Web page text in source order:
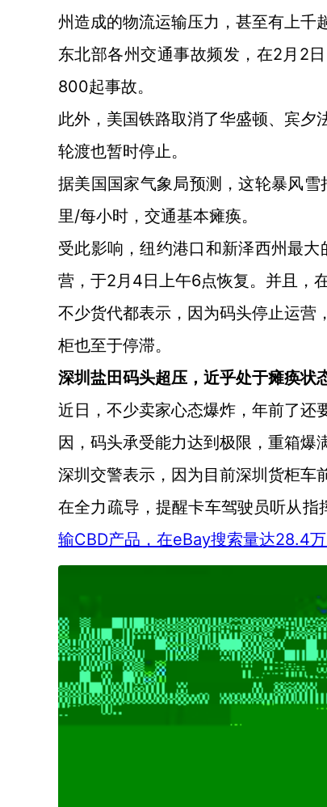
州造成的物流运输压力，甚至有上千
东北部各州交通事故频发，在2月2
800起事故。
此外，美国铁路取消了华盛顿、宾夕
轮渡也暂时停止。
据美国国家气象局预测，这轮暴风
里/每小时，交通基本瘫痪。
受此影响，纽约港口和新泽西州最大
营，于2月4日上午6点恢复。并且，
不少货代都表示，因为码头停止运营
柜也至于停滞。
深圳盐田码头超压，近乎处于瘫痪状
近日，不少卖家心态爆炸，年前了还
因，码头承受能力达到极限，重箱爆
深圳交警表示，因为目前深圳货柜车
在全力疏导，提醒卡车驾驶员听从指
输CBD产品，在eBay搜索量达28.4万